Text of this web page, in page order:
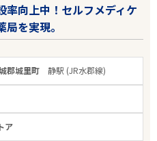
率向上中！セルフメディケ
を実現。
城郡城里町静駅 (JR水郡線)
ア